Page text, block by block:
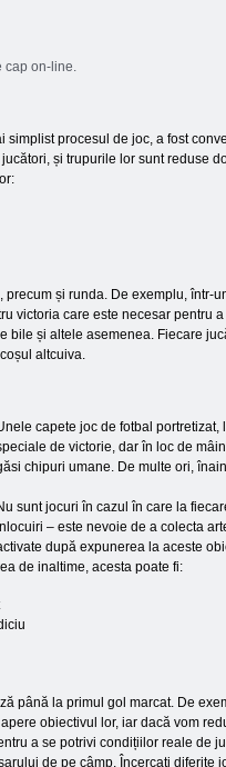
cap on-line.
simplist procesul de joc, a fost
și trupurile lor sunt reduse
precum și runda. De exemplu,
victoria care este necesar
bile și altele asemenea. Fiecare
altcuiva.
capete joc de fotbal
de victorie, dar în loc de
chipuri umane. De multe ori,
sunt jocuri în cazul în care la
– este nevoie de a colecta
după expunerea la aceste
de inaltime, acesta poate fi:
până la primul gol marcat. De
obiectivul lor, iar dacă vom
a se potrivi condițiilor reale de
de pe câmp. Încercați diferite